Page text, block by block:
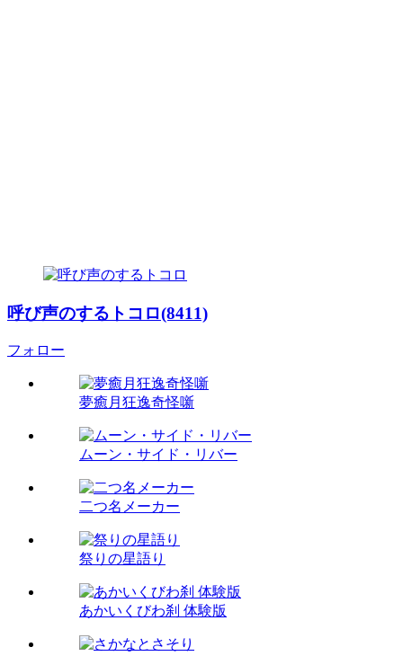
呼び声のするトコロ(8411)
フォロー
夢癒月狂逸奇怪噺
ムーン・サイド・リバー
二つ名メーカー
祭りの星語り
あかいくびわ刹 体験版